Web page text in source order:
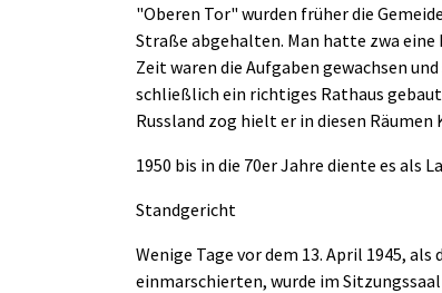
"Oberen Tor" wurden früher die
Straße abgehalten. Man hatte zwa
Zeit waren die Aufgaben gewachsen
schließlich ein richtiges Rathaus
Russland zog hielt er in diesen Räumen
1950 bis in die 70er Jahre diente es als
Standgericht
Wenige Tage vor dem 13. April 1945,
einmarschierten, wurde im